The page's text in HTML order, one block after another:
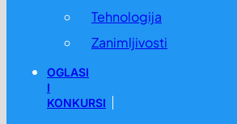
Tehnologija
Zanimljivosti
OGLASI
I
KONKURSI